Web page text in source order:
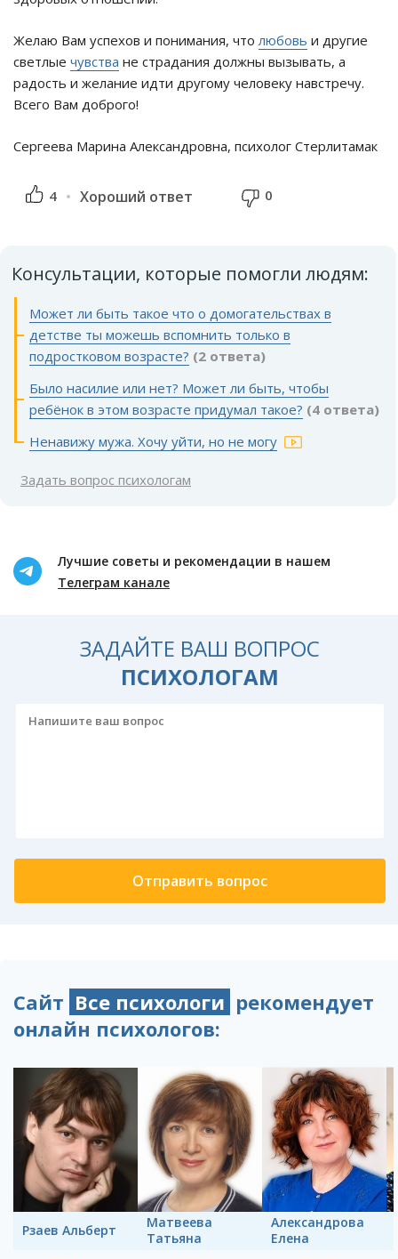
Желаю Вам успехов и понимания, чтолюбовь и другие
светлые чувства не страдания должны вызывать, а
радость и желание идти другому человеку навстречу.
Всего Вам доброго!
Сергеева Марина Александровна, психолог Стерлитамак
4 Хороший ответ 0
Консультации, которые помогли людям:
Может ли быть такое что о домогательствах в
детстве ты можешь вспомнить только в
подростковом возрасте? (2 ответа)
Было насилие или нет? Может ли быть, чтобы
ребёнок в этом возрасте придумал такое? (4 ответа)
Ненавижу мужа. Хочу уйти, но не могу
Задать вопрос психологам
Лучшие советы и рекомендации в нашем
Телеграм канале
ЗАДАЙТЕ ВАШ ВОПРОС
ПСИХОЛОГАМ
Сайт Все психологи рекомендует
онлайн психологов:
Рзаев Альберт
Матвеева
Татьяна
Александрова
Елена